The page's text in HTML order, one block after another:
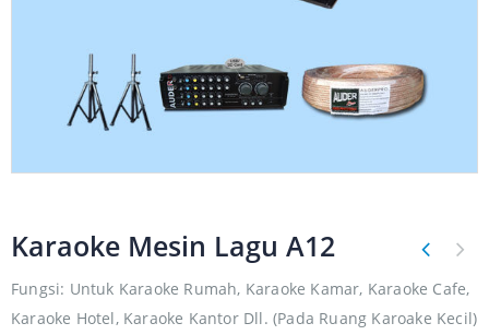
Karaoke Mesin Lagu A12
Fungsi: Untuk Karaoke Rumah, Karaoke Kamar, Karaoke Cafe,
Karaoke Hotel, Karaoke Kantor Dll. (Pada Ruang Karoake Kecil)